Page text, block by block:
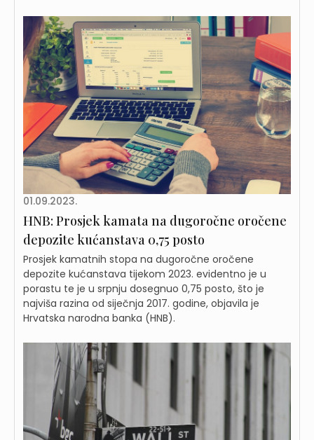
01.09.2023.
HNB: Prosjek kamata na dugoročne oročene
depozite kućanstava 0,75 posto
Prosjek kamatnih stopa na dugoročne oročene
depozite kućanstava tijekom 2023. evidentno je u
porastu te je u srpnju dosegnuo 0,75 posto, što je
najviša razina od siječnja 2017. godine, objavila je
Hrvatska narodna banka (HNB).